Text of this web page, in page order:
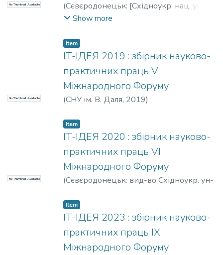
No Thumbnail Available (Сєвєродонецьк: [Східноукр. нац. ун-т
ім. В. Даля],2021
Show more
No Thumbnail Available
Item
ІТ-ІДЕЯ 2019 : збірник науково-
практичних праць V
Міжнародного Форуму
(СНУ ім. В. Даля, 2019)
No Thumbnail Available
Item
ІТ-ІДЕЯ 2020 : збірник науково-
практичних праць VІ
Міжнародного Форуму
(Сєвєродонецьк: вид-во Східноукр. ун-
Item
ІТ-ІДЕЯ 2023 : збірник науково-
практичних праць ІХ
Міжнародного Форуму